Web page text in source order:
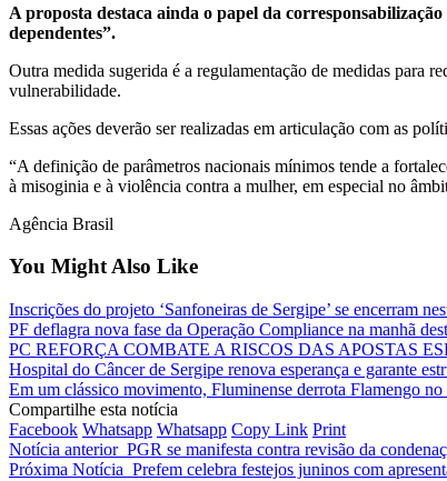
A proposta destaca ainda o papel da
dependentes”.
Outra medida sugerida é a regulamentação de medidas para
vulnerabilidade.
Essas ações deverão ser realizadas em articulação com as
“A definição de parâmetros nacionais mínimos tende a
à misoginia e à violência contra a mulher, em especial no
Agência Brasil
You Might Also Like
Inscrições do projeto ‘Sanfoneiras de Sergipe’ se encerram
PF deflagra nova fase da Operação Compliance na manhã
PC REFORÇA COMBATE A RISCOS DAS APOSTAS
Hospital do Câncer de Sergipe renova esperança e garante
Em um clássico movimento, Fluminense derrota Flamengo no
Compartilhe esta notícia
Facebook Whatsapp Whatsapp Copy Link Print
Notícia anterior PGR se manifesta contra revisão da
Próxima Notícia Prefem celebra festejos juninos com